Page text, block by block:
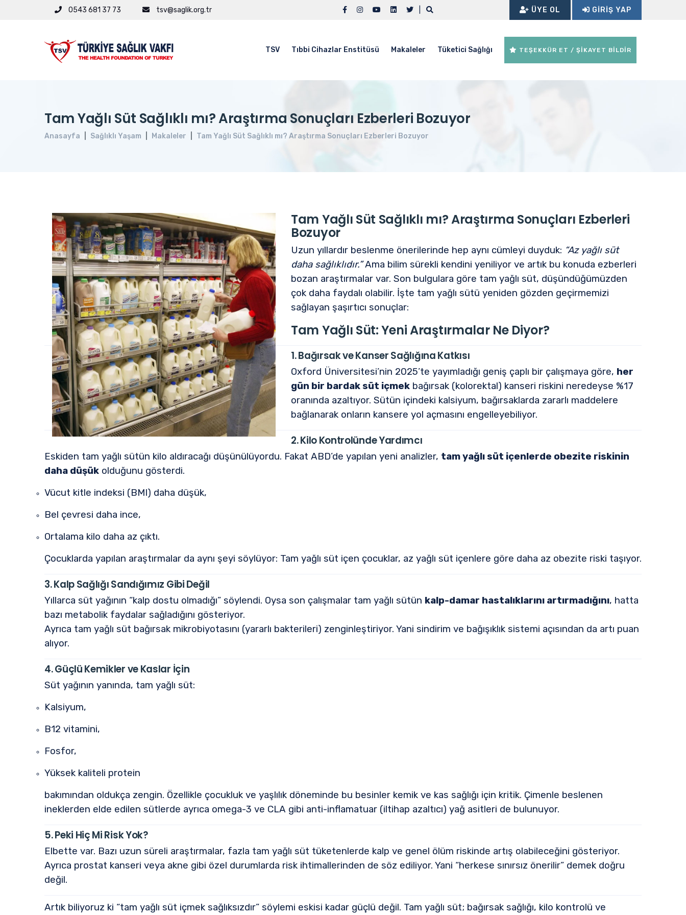
0543 681 37 73 tsv@saglik.org.tr ÜYE OL GIRIŞ YAP
TSV Tıbbi Cihazlar Enstitüsü Makaleler Tüketici Sağlığı TEŞEKKÜR ET / ŞİKAYET BİLDİR
Tam Yağlı Süt Sağlıklı mı? Araştırma Sonuçları Ezberleri Bozuyor
Anasayfa Sağlıklı Yaşam Makaleler Tam Yağlı Süt Sağlıklı mı? Araştırma Sonuçları Ezberleri Bozuyor
Tam Yağlı Süt Sağlıklı mı? Araştırma Sonuçları Ezberleri
Bozuyor
Uzun yıllardır beslenme önerilerinde hep aynı cümleyi duyduk: “Az yağlı süt
daha sağlıklıdır.”Ama bilim sürekli kendini yeniliyor ve artık bu konuda ezberleri
bozan araştırmalar var. Son bulgulara göre tam yağlı süt, düşündüğümüzden
çok daha faydalı olabilir. İşte tam yağlı sütü yeniden gözden geçirmemizi
sağlayan şaşırtıcı sonuçlar:
Tam Yağlı Süt: Yeni Araştırmalar Ne Diyor?
1. Bağırsak ve Kanser Sağlığına Katkısı
Oxford Üniversitesi’nin 2025’te yayımladığı geniş çaplı bir çalışmaya göre, her
gün bir bardak süt içmek bağırsak (kolorektal) kanseri riskini neredeyse %17
oranında azaltıyor. Sütün içindeki kalsiyum, bağırsaklarda zararlı maddelere
bağlanarak onların kansere yol açmasını engelleyebiliyor.
2. Kilo Kontrolünde Yardımcı
Eskiden tam yağlı sütün kilo aldıracağı düşünülüyordu. Fakat ABD’de yapılan yeni analizler, tam yağlı süt içenlerde obezite riskinin
daha düşük olduğunu gösterdi.
Vücut kitle indeksi (BMI) daha düşük,
Bel çevresi daha ince,
Ortalama kilo daha az çıktı.
Çocuklarda yapılan araştırmalar da aynı şeyi söylüyor: Tam yağlı süt içen çocuklar, az yağlı süt içenlere göre daha az obezite riski taşıyor.
3. Kalp Sağlığı Sandığımız Gibi Değil
Yıllarca süt yağının “kalp dostu olmadığı” söylendi. Oysa son çalışmalar tam yağlı sütün kalp-damar hastalıklarını artırmadığını, hatta
bazı metabolik faydalar sağladığını gösteriyor.
Ayrıca tam yağlı süt bağırsak mikrobiyotasını (yararlı bakterileri) zenginleştiriyor. Yani sindirim ve bağışıklık sistemi açısından da artı puan
alıyor.
4. Güçlü Kemikler ve Kaslar İçin
Süt yağının yanında, tam yağlı süt:
Kalsiyum,
B12 vitamini,
Fosfor,
Yüksek kaliteli protein
bakımından oldukça zengin. Özellikle çocukluk ve yaşlılık döneminde bu besinler kemik ve kas sağlığı için kritik. Çimenle beslenen
ineklerden elde edilen sütlerde ayrıca omega-3 ve CLA gibi anti-inflamatuar (iltihap azaltıcı) yağ asitleri de bulunuyor.
5. Peki Hiç Mi Risk Yok?
Elbette var. Bazı uzun süreli araştırmalar, fazla tam yağlı süt tüketenlerde kalp ve genel ölüm riskinde artış olabileceğini gösteriyor.
Ayrıca prostat kanseri veya akne gibi özel durumlarda risk ihtimallerinden de söz ediliyor. Yani “herkese sınırsız önerilir” demek doğru
değil.
Artık biliyoruz ki “tam yağlı süt içmek sağlıksızdır” söylemi eskisi kadar güçlü değil. Tam yağlı süt; bağırsak sağlığı, kilo kontrolü ve